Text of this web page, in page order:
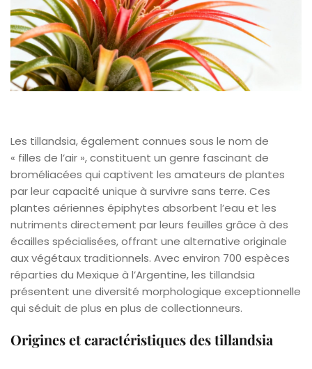
Les tillandsia, également connues sous le nom de
« filles de l’air », constituent un genre fascinant de
broméliacées qui captivent les amateurs de plantes
par leur capacité unique à survivre sans terre. Ces
plantes aériennes épiphytes absorbent l’eau et les
nutriments directement par leurs feuilles grâce à des
écailles spécialisées, offrant une alternative originale
aux végétaux traditionnels. Avec environ 700 espèces
réparties du Mexique à l’Argentine, les tillandsia
présentent une diversité morphologique exceptionnelle
qui séduit de plus en plus de collectionneurs.
Origines et caractéristiques des tillandsia